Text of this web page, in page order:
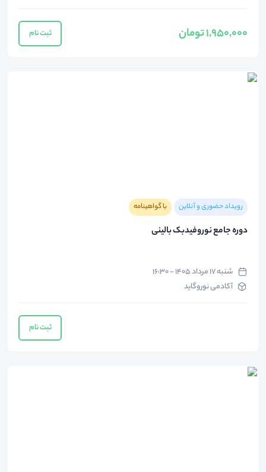
1,950,000 تومان ثبت نام
رویداد حضوری و آنلاین با گواهینامه
دوره جامع نوروفیدبک بالینی
شنبه ۱۷ مرداد ۱۴۰۵ - ۱۶:۳۰
آکادمی نوروگاید
ثبت نام